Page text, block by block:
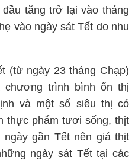
tăng trở lại vào tháng
vào ngày sát Tết do nhu
(từ ngày 23 tháng Chạp)
trình bình ổn thị
và một số siêu thị có
thực phẩm tươi sống, thịt
gần Tết nên giá thịt
ngày sát Tết tại các